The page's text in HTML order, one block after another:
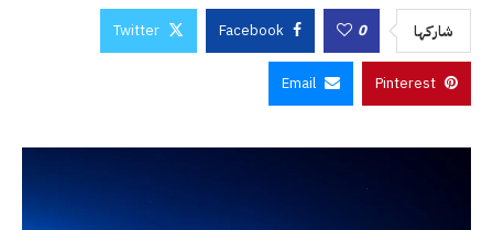
شاركها 0
Facebook
Twitter
Pinterest
Email